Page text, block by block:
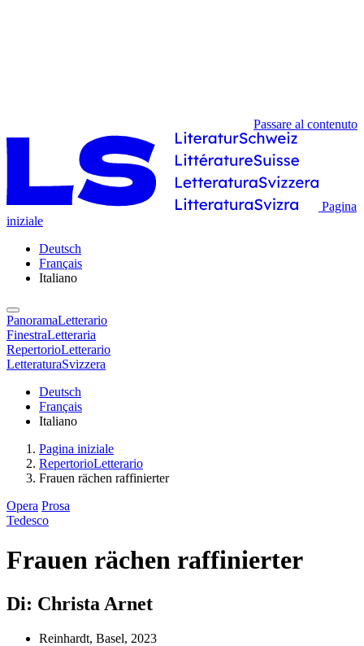
Passare al contenuto
Pagina
iniziale
Deutsch
Français
Italiano
PanoramaLetterario
FinestraLetteraria
RepertorioLetterario
LetteraturaSvizzera
Deutsch
Français
Italiano
Pagina iniziale
RepertorioLetterario
Frauen rächen raffinierter
Opera Prosa
Tedesco
Frauen rächen raffinierter
Di: Christa Arnet
Reinhardt, Basel, 2023